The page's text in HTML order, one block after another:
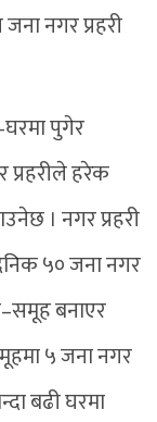
नगर प्रहरी
पुगेर
हरेक
। नगर प्रहरी
५० जना नगर
बनाएर
५ जना नगर
बढी घरमा